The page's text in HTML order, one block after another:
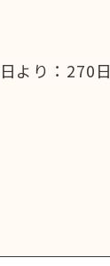
より：270日